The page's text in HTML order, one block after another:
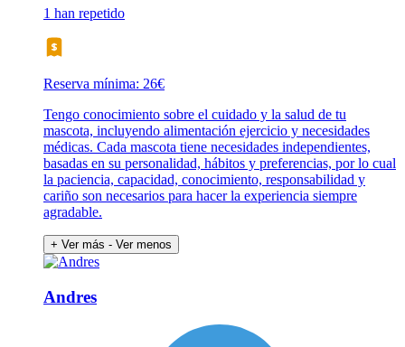
1 han repetido
Reserva mínima: 26€
Tengo conocimiento sobre el cuidado y la salud de tu
mascota, incluyendo alimentación ejercicio y necesidades
médicas. Cada mascota tiene necesidades independientes,
basadas en su personalidad, hábitos y preferencias, por lo cual
la paciencia, capacidad, conocimiento, responsabilidad y
cariño son necesarios para hacer la experiencia siempre
agradable.
+ Ver más - Ver menos
Andres